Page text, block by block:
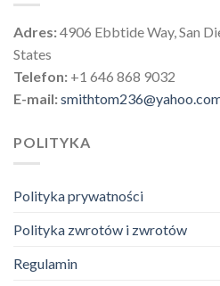
Adres:4906 Ebbtide Way, San
States
Telefon: +1 646 868 9032
E-mail:
POLITYKA
Polityka prywatności
Polityka zwrotów i zwrotów
Regulamin